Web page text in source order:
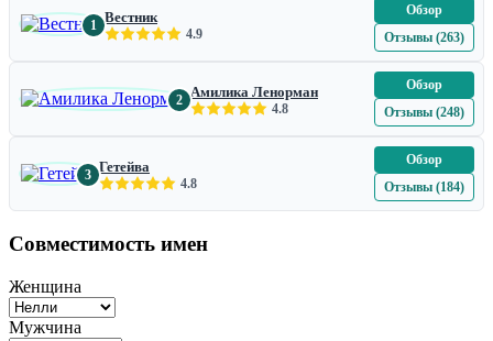
1 Вестник
4.9
Обзор
Отзывы (263)
2 Амилика Ленорман
4.8
Обзор
Отзывы (248)
3 Гетейва
4.8
Обзор
Отзывы (184)
Совместимость имен
Женщина
Мужчина